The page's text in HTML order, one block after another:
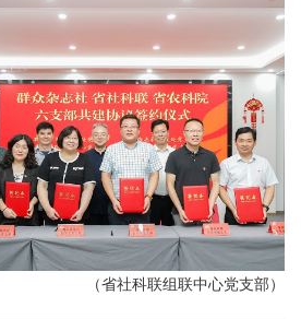
（省社科联组联中心党支部）